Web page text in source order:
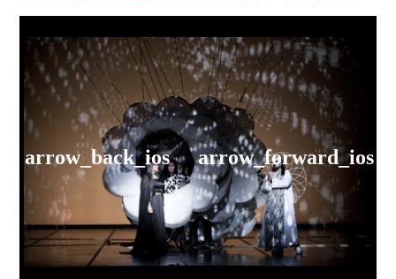
arrow_back_ios arrow_forward_ios